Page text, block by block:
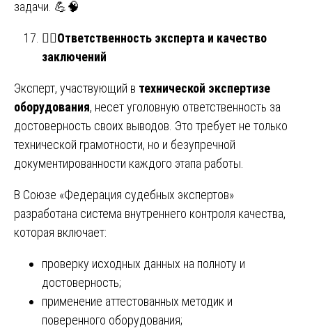
задачи. 💪🧠
👨‍⚖️Ответственность эксперта и качество
заключений
Эксперт, участвующий в технической экспертизе
оборудования, несет уголовную ответственность за
достоверность своих выводов. Это требует не только
технической грамотности, но и безупречной
документированности каждого этапа работы.
В Союзе «Федерация судебных экспертов»
разработана система внутреннего контроля качества,
которая включает:
проверку исходных данных на полноту и
достоверность;
применение аттестованных методик и
поверенного оборудования;